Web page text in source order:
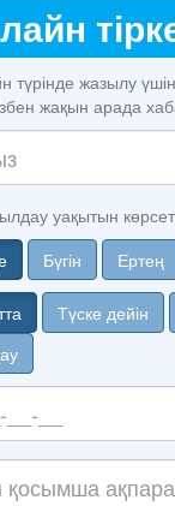
түрінде жазылу
жақын арада
уақытын
Бүгін Ертең
Түске дейін